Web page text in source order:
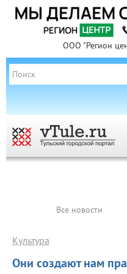
ООО "Регион
Все новости
Они создают нам
Культура